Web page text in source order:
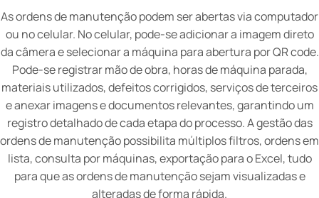
As ordens de manutenção podem ser abertas via computador
ou no celular. No celular, pode-se adicionar a imagem direto
da câmera e selecionar a máquina para abertura por QR code.
Pode-se registrar mão de obra, horas de máquina parada,
materiais utilizados, defeitos corrigidos, serviços de terceiros
e anexar imagens e documentos relevantes, garantindo um
registro detalhado de cada etapa do processo. A gestão das
ordens de manutenção possibilita múltiplos filtros, ordens em
lista, consulta por máquinas, exportação para o Excel, tudo
para que as ordens de manutenção sejam visualizadas e
alteradas de forma rápida.